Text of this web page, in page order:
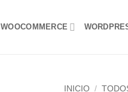
WOOCOMMERCE
INICIO /